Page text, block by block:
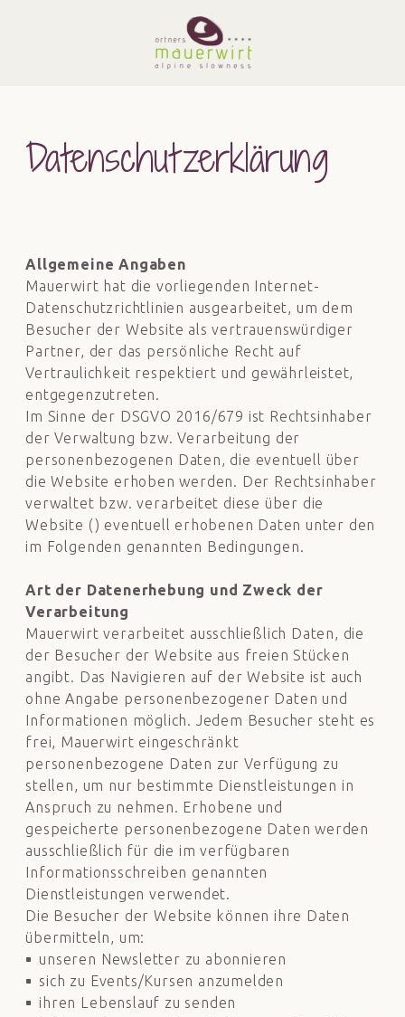
Datenschutzerklärung
Allgemeine Angaben
Mauerwirt hat die vorliegenden Internet-
Datenschutzrichtlinien ausgearbeitet, um dem
Besucher der Website als vertrauenswürdiger
Partner, der das persönliche Recht auf
Vertraulichkeit respektiert und gewährleistet,
entgegenzutreten.
Im Sinne der DSGVO 2016/679 ist Rechtsinhaber
der Verwaltung bzw. Verarbeitung der
personenbezogenen Daten, die eventuell über
die Website erhoben werden. Der Rechtsinhaber
verwaltet bzw. verarbeitet diese über die
Website ( ) eventuell erhobenen Daten unter den
im Folgenden genannten Bedingungen.
Art der Datenerhebung und Zweck der
Verarbeitung
Mauerwirt verarbeitet ausschließlich Daten, die
der Besucher der Website aus freien Stücken
angibt. Das Navigieren auf der Website ist auch
ohne Angabe personenbezogener Daten und
Informationen möglich. Jedem Besucher steht es
frei, Mauerwirt eingeschränkt
personenbezogene Daten zur Verfügung zu
stellen, um nur bestimmte Dienstleistungen in
Anspruch zu nehmen. Erhobene und
gespeicherte personenbezogene Daten werden
ausschließlich für die im verfügbaren
Informationsschreiben genannten
Dienstleistungen verwendet.
Die Besucher der Website können ihre Daten
übermitteln, um:
unseren Newsletter zu abonnieren
sich zu Events/Kursen anzumelden
ihren Lebenslauf zu senden